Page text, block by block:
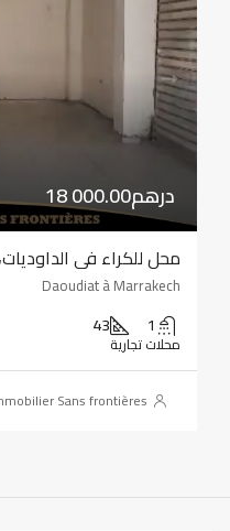
18 000.00درهم
محل للكراء في الداوديات، 43 م²، مراكش
Daoudiat à Marrakech
1
43
محلات تجارية
Sans frontières